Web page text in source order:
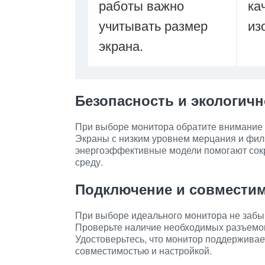
работы важно
учитывать размер
экрана.
Безопасность и
При выборе монитора обратите внимание
Экраны с низким уровнем мерцания и
энергоэффективные модели помогают
среду.
Подключение и
При выборе идеального монитора не
Проверьте наличие необходимых
Удостоверьтесь, что монитор
совместимостью и настройкой.